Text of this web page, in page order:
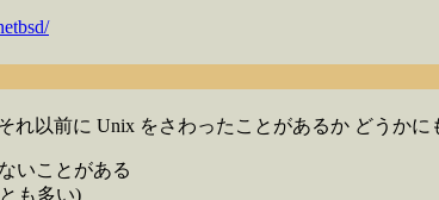
れ以前に Unix をさわったことがあるか どうか
いことがある
も多い)